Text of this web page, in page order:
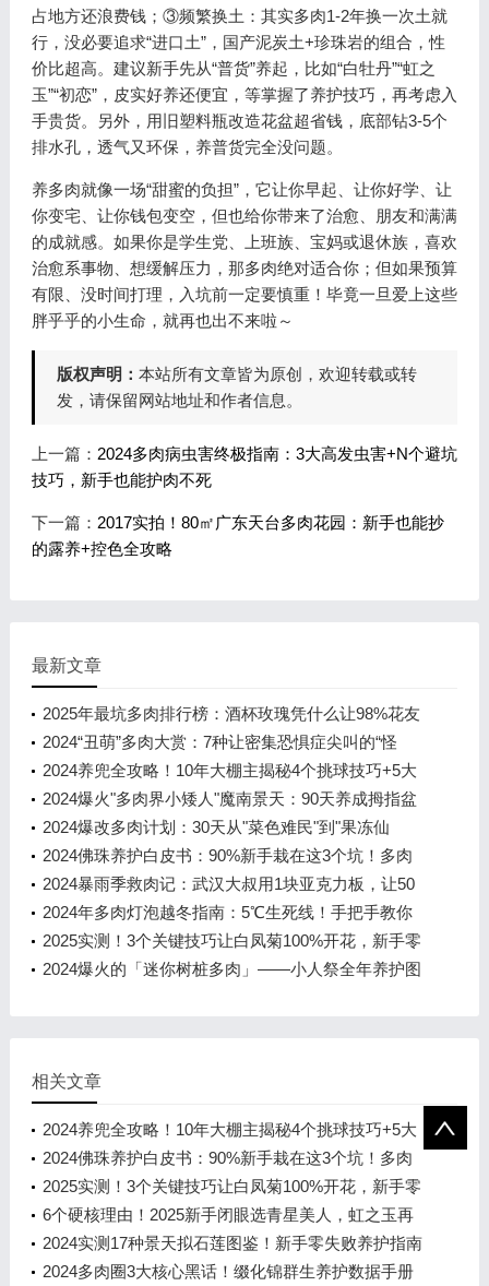
占地方还浪费钱；③频繁换土：其实多肉1-2年换一次土就
行，没必要追求“进口土”，国产泥炭土+珍珠岩的组合，性
价比超高。建议新手先从“普货”养起，比如“白牡丹”“虹之
玉”“初恋”，皮实好养还便宜，等掌握了养护技巧，再考虑入
手贵货。另外，用旧塑料瓶改造花盆超省钱，底部钻3-5个
排水孔，透气又环保，养普货完全没问题。
养多肉就像一场“甜蜜的负担”，它让你早起、让你好学、让
你变宅、让你钱包变空，但也给你带来了治愈、朋友和满满
的成就感。如果你是学生党、上班族、宝妈或退休族，喜欢
治愈系事物、想缓解压力，那多肉绝对适合你；但如果预算
有限、没时间打理，入坑前一定要慎重！毕竟一旦爱上这些
胖乎乎的小生命，就再也出不来啦～
版权声明： 本站所有文章皆为原创，欢迎转载或转
发，请保留网站地址和作者信息。
上一篇： 2024多肉病虫害终极指南：3大高发虫害+N个避坑
技巧，新手也能护肉不死
下一篇： 2017实拍！80㎡广东天台多肉花园：新手也能抄
的露养+控色全攻略
最新文章
2025年最坑多肉排行榜：酒杯玫瑰凭什么让98%花友
想砸盆？
2024“丑萌”多肉大赏：7种让密集恐惧症尖叫的“怪
咖”，养对了比鲜花还惊艳！
2024养兜全攻略！10年大棚主揭秘4个挑球技巧+5大
养护关键，新手也能养出“油润
2024爆火"多肉界小矮人"魔南景天：90天养成拇指盆
栽的3大秘诀
2024爆改多肉计划：30天从"菜色难民"到"果冻仙
仙"的逆袭指南！
2024佛珠养护白皮书：90%新手栽在这3个坑！多肉
界绿珍珠全年养殖全攻略
2024暴雨季救肉记：武汉大叔用1块亚克力板，让50
盆多肉淋着"空调风"渡劫
2024年多肉灯泡越冬指南：5℃生死线！手把手教你
把"富士山"养得晶莹剔透
2025实测！3个关键技巧让白凤菊100%开花，新手零
失败养护指南
2024爆火的「迷你树桩多肉」——小人祭全年养护图
相关文章
2024养兜全攻略！10年大棚主揭秘4个挑球技巧+5大
养护关键，新手也能养出“油润
2024佛珠养护白皮书：90%新手栽在这3个坑！多肉
界绿珍珠全年养殖全攻略
2025实测！3个关键技巧让白凤菊100%开花，新手零
失败养护指南
6个硬核理由！2025新手闭眼选青星美人，虹之玉再
萌也不踩坑
2024实测17种景天拟石莲图鉴！新手零失败养护指南
+品种区分秘籍
2024多肉圈3大核心黑话！缀化锦群生养护数据手册